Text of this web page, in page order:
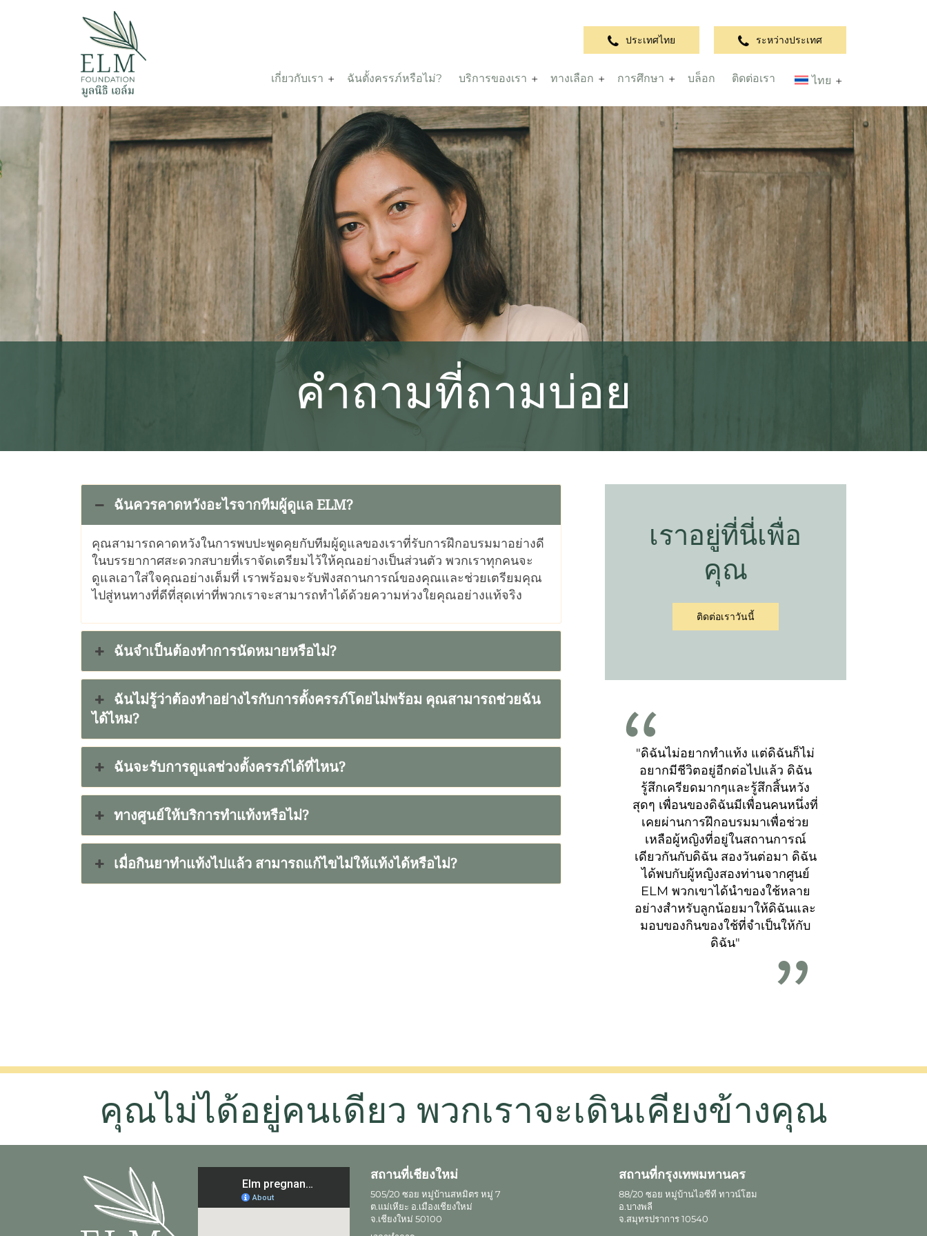
ประเทศไทย ระหว่างประเทศ
เกี่ยวกับเรา ฉันตั้งครรภ์หรือไม่? บริการของเรา ทางเลือก การศึกษา บล็อก ติดต่อเรา ไทย
คำถามที่ถามบ่อย
ฉันควรคาดหวังอะไรจากทีมผู้ดูแล ELM?
คุณสามารถคาดหวังในการพบปะพูดคุยกับทีมผู้ดูแลของเราที่รับการฝึกอบรมมาอย่างดี
ในบรรยากาศสะดวกสบายที่เราจัดเตรียมไว้ให้คุณอย่างเป็นส่วนตัว พวกเราทุกคนจะ
ดูแลเอาใส่ใจคุณอย่างเต็มที่ เราพร้อมจะรับฟังสถานการณ์ของคุณและช่วยเตรียมคุณ
ไปสู่หนทางที่ดีที่สุดเท่าที่พวกเราจะสามารถทำได้ด้วยความห่วงใยคุณอย่างแท้จริง
ฉันจำเป็นต้องทำการนัดหมายหรือไม่?
ฉันไม่รู้ว่าต้องทำอย่างไรกับการตั้งครรภ์โดยไม่พร้อม คุณสามารถช่วยฉัน
ได้ไหม?
ฉันจะรับการดูแลช่วงตั้งครรภ์ได้ที่ไหน?
ทางศูนย์ให้บริการทำแท้งหรือไม่?
เมื่อกินยาทำแท้งไปแล้ว สามารถแก้ไขไม่ให้แท้งได้หรือไม่?
เราอยู่ที่นี่เพื่อ
คุณ
ติดต่อเราวันนี้
"ดิฉันไม่อยากทำแท้ง แต่ดิฉันก็ไม่
อยากมีชีวิตอยู่อีกต่อไปแล้ว ดิฉัน
รู้สึกเครียดมากๆและรู้สึกสิ้นหวัง
สุดๆ เพื่อนของดิฉันมีเพื่อนคนหนึ่งที่
เคยผ่านการฝึกอบรมมาเพื่อช่วย
เหลือผู้หญิงที่อยู่ในสถานการณ์
เดียวกันกับดิฉัน สองวันต่อมา ดิฉัน
ได้พบกับผู้หญิงสองท่านจากศูนย์
ELM พวกเขาได้นำของใช้หลาย
อย่างสำหรับลูกน้อยมาให้ดิฉันและ
มอบของกินของใช้ที่จำเป็นให้กับ
ดิฉัน"
คุณไม่ได้อยู่คนเดียว พวกเราจะเดินเคียงข้างคุณ
สถานที่เชียงใหม่
505/20 ซอย หมู่บ้านสหมิตร หมู่ 7
ต.แม่เหียะ อ.เมืองเชียงใหม่
จ.เชียงใหม่ 50100
สถานที่กรุงเทพมหานคร
88/20 ซอย หมู่บ้านไอซีที ทาวน์โฮม
อ.บางพลี
จ.สมุทรปราการ 10540